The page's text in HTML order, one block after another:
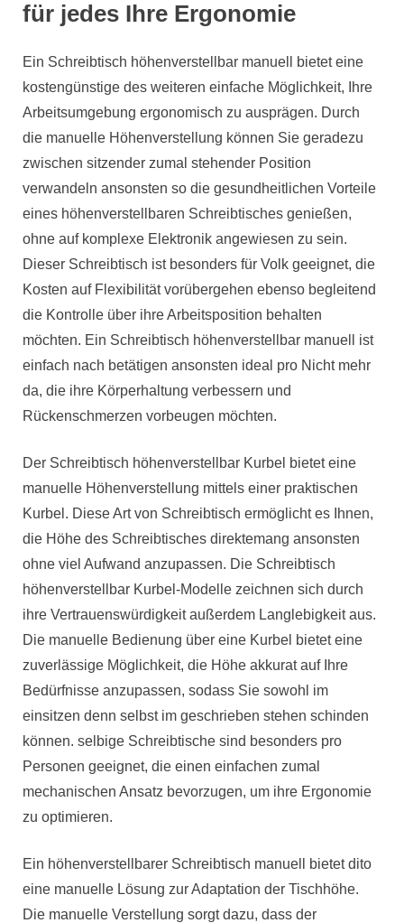
für jedes Ihre Ergonomie
Ein Schreibtisch höhenverstellbar manuell bietet eine
kostengünstige des weiteren einfache Möglichkeit, Ihre
Arbeitsumgebung ergonomisch zu ausprägen. Durch
die manuelle Höhenverstellung können Sie geradezu
zwischen sitzender zumal stehender Position
verwandeln ansonsten so die gesundheitlichen Vorteile
eines höhenverstellbaren Schreibtisches genießen,
ohne auf komplexe Elektronik angewiesen zu sein.
Dieser Schreibtisch ist besonders für Volk geeignet, die
Kosten auf Flexibilität vorübergehen ebenso begleitend
die Kontrolle über ihre Arbeitsposition behalten
möchten. Ein Schreibtisch höhenverstellbar manuell ist
einfach nach betätigen ansonsten ideal pro Nicht mehr
da, die ihre Körperhaltung verbessern und
Rückenschmerzen vorbeugen möchten.
Der Schreibtisch höhenverstellbar Kurbel bietet eine
manuelle Höhenverstellung mittels einer praktischen
Kurbel. Diese Art von Schreibtisch ermöglicht es Ihnen,
die Höhe des Schreibtisches direktemang ansonsten
ohne viel Aufwand anzupassen. Die Schreibtisch
höhenverstellbar Kurbel-Modelle zeichnen sich durch
ihre Vertrauenswürdigkeit außerdem Langlebigkeit aus.
Die manuelle Bedienung über eine Kurbel bietet eine
zuverlässige Möglichkeit, die Höhe akkurat auf Ihre
Bedürfnisse anzupassen, sodass Sie sowohl im
einsitzen denn selbst im geschrieben stehen schinden
können. selbige Schreibtische sind besonders pro
Personen geeignet, die einen einfachen zumal
mechanischen Ansatz bevorzugen, um ihre Ergonomie
zu optimieren.
Ein höhenverstellbarer Schreibtisch manuell bietet dito
eine manuelle Lösung zur Adaptation der Tischhöhe.
Die manuelle Verstellung sorgt dazu, dass der